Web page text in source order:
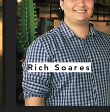
Rich Soares